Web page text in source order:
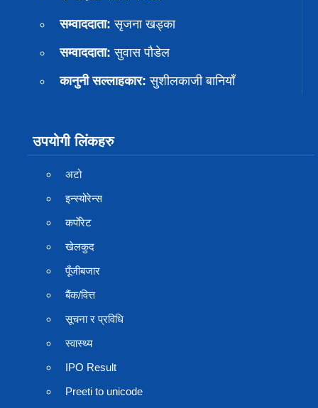
सम्वाददाता: सृजना खड्का
सम्वाददाता: सुवास पाैडेल
कानुनी सल्लाहकार: सुशीलकाजी बानियाँ
उपयोगी लिंकहरु
अटो
इन्स्योरेन्स
कर्पाेरेट
खेलकुद
पूँजीबजार
बैंक/वित्त
सूचना र प्रविधि
स्वास्थ्य
IPO Result
Preeti to unicode